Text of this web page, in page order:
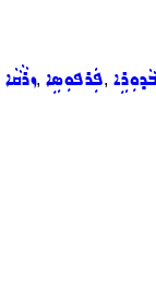
ܙܪܵܩܵܐ, ܦܲܪܦܘܼܣܹܐ, ܒܵܕܘܼܪܹܐ